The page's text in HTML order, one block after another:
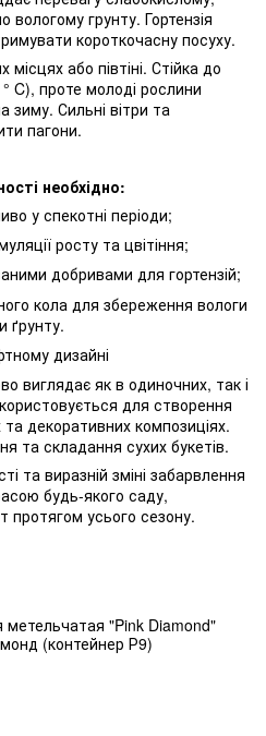
вологому грунту. Гортензія
короткочасну посуху.
або півтіні. Стійка до
C), проте молоді рослини
Сильні вітри та
пагони.
необхідно:
у спекотні періоди;
росту та цвітіння;
добривами для гортензій;
кола для збереження вологи
ґрунту.
дизайні
виглядає як в одиночних, так і
для створення
декоративних композиціях.
та складання сухих букетів.
та виразній зміні забарвлення
будь-якого саду,
усього сезону.
метельчатая "Pink Diamond"
(контейнер Р9)